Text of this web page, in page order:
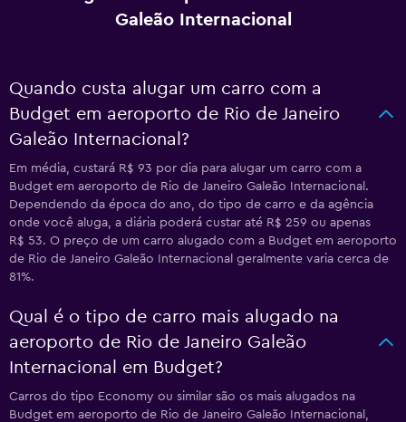
Galeão Internacional
Quando custa alugar um carro com a
Budget em aeroporto de Rio de Janeiro
Galeão Internacional?
Em média, custará R$ 93 por dia para alugar um carro com a
Budget em aeroporto de Rio de Janeiro Galeão Internacional.
Dependendo da época do ano, do tipo de carro e da agência
onde você aluga, a diária poderá custar até R$ 259 ou apenas
R$ 53. O preço de um carro alugado com a Budget em aeroporto
de Rio de Janeiro Galeão Internacional geralmente varia cerca de
81%.
Qual é o tipo de carro mais alugado na
aeroporto de Rio de Janeiro Galeão
Internacional em Budget?
Carros do tipo Economy ou similar são os mais alugados na
Budget em aeroporto de Rio de Janeiro Galeão Internacional,